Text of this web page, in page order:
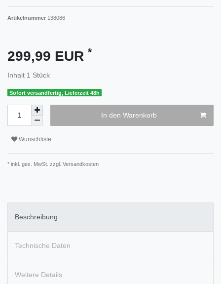
Artikelnummer 138086
299,99 EUR *
Inhalt 1 Stück
Sofort versandfertig, Lieferzeit 48h
In den Warenkorb
Wunschliste
* inkl. ges. MwSt. zzgl. Versandkosten
Beschreibung
Technische Daten
Weitere Details